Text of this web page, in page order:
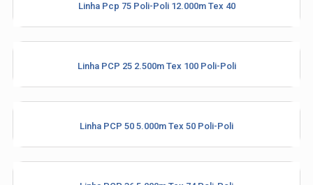
Linha Pcp 75 Poli-Poli 12.000m Tex 40
Linha PCP 25 2.500m Tex 100 Poli-Poli
Linha PCP 50 5.000m Tex 50 Poli-Poli